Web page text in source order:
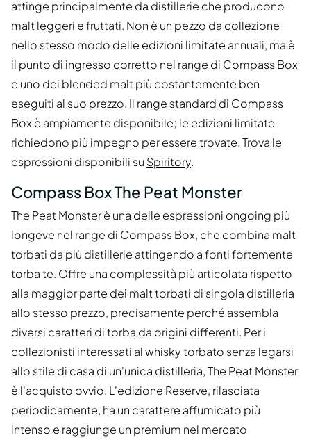
attinge principalmente da distillerie che producono
malt leggeri e fruttati. Non è un pezzo da collezione
nello stesso modo delle edizioni limitate annuali, ma è
il punto di ingresso corretto nel range di Compass Box
e uno dei blended malt più costantemente ben
eseguiti al suo prezzo. Il range standard di Compass
Box è ampiamente disponibile; le edizioni limitate
richiedono più impegno per essere trovate. Trova le
espressioni disponibili su Spiritory.
Compass Box The Peat Monster
The Peat Monster è una delle espressioni ongoing più
longeve nel range di Compass Box, che combina malt
torbati da più distillerie attingendo a fonti fortemente
torba te. Offre una complessità più articolata rispetto
alla maggior parte dei malt torbati di singola distilleria
allo stesso prezzo, precisamente perché assembla
diversi caratteri di torba da origini differenti. Per i
collezionisti interessati al whisky torbato senza legarsi
allo stile di casa di un'unica distilleria, The Peat Monster
è l'acquisto ovvio. L'edizione Reserve, rilasciata
periodicamente, ha un carattere affumicato più
intenso e raggiunge un premium nel mercato